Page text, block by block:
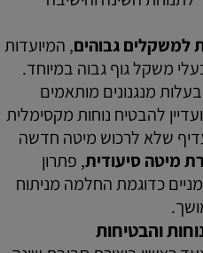
למשקלים גבוהים, המיועדות
משקל גוף גבוה במיוחד.
מנגנונים מותאמים
להבטיח נוחות מקסימלית
שלא לרכוש מיטה חדשה
מיטה סיעודית, פתרון
כדוגמת החלמה מניתוח
והבטיחות